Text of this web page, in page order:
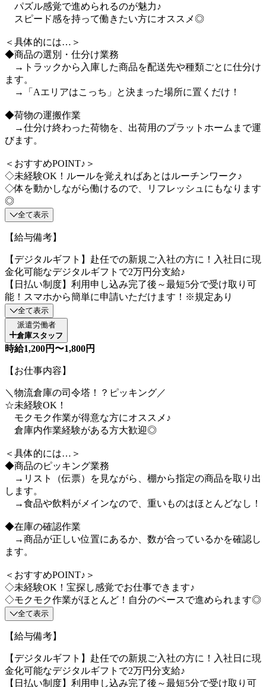
パズル感覚で進められるのが魅力♪
スピード感を持って働きたい方にオススメ◎
＜具体的には…＞
◆商品の選別・仕分け業務
→トラックから入庫した商品を配送先や種類ごとに仕分け
ます。
→「Aエリアはこっち」と決まった場所に置くだけ！
◆荷物の運搬作業
→仕分け終わった荷物を、出荷用のプラットホームまで運
びます。
＜おすすめPOINT♪＞
◇未経験OK！ルールを覚えればあとはルーチンワーク♪
◇体を動かしながら働けるので、リフレッシュにもなります
◎
全て表示
【給与備考】
【デジタルギフト】赴任での新規ご入社の方に！入社日に現
金化可能なデジタルギフトで2万円分支給♪
【日払い制度】利用申し込み完了後～最短5分で受け取り可
能！スマホから簡単に申請いただけます！※規定あり
全て表示
派遣労働者
倉庫スタッフ
時給1,200円〜1,800円
【お仕事内容】
＼物流倉庫の司令塔！？ピッキング／
☆未経験OK！
モクモク作業が得意な方にオススメ♪
倉庫内作業経験がある方大歓迎◎
＜具体的には…＞
◆商品のピッキング業務
→リスト（伝票）を見ながら、棚から指定の商品を取り出
します。
→食品や飲料がメインなので、重いものはほとんどなし！
◆在庫の確認作業
→商品が正しい位置にあるか、数が合っているかを確認し
ます。
＜おすすめPOINT♪＞
◇未経験OK！宝探し感覚でお仕事できます♪
◇モクモク作業がほとんど！自分のペースで進められます◎
全て表示
【給与備考】
【デジタルギフト】赴任での新規ご入社の方に！入社日に現
金化可能なデジタルギフトで2万円分支給♪
【日払い制度】利用申し込み完了後～最短5分で受け取り可